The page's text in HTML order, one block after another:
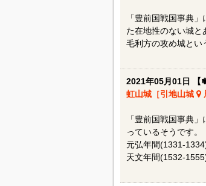
「豊前国戦国事典
た在地性のない城と
毛利方の攻め城とい
2021年05月01日 【
虹山城［引地山城
「豊前国戦国事典
っているそうです。
元弘年間(1331-
天文年間(1532-